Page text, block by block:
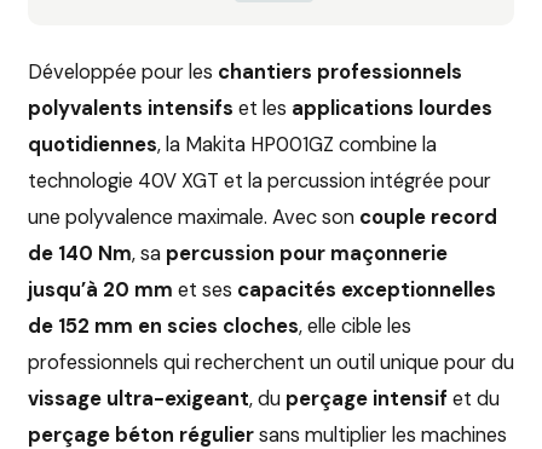
Développée pour les chantiers professionnels
polyvalents intensifs et les applications lourdes
quotidiennes, la Makita HP001GZ combine la
technologie 40V XGT et la percussion intégrée pour
une polyvalence maximale. Avec son couple record
de 140 Nm, sa percussion pour maçonnerie
jusqu’à 20 mm et ses capacités exceptionnelles
de 152 mm en scies cloches, elle cible les
professionnels qui recherchent un outil unique pour du
vissage ultra-exigeant, du perçage intensif et du
perçage béton réguliersans multiplier les machines